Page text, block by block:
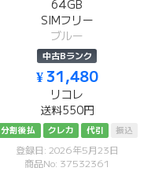
64GB
SIMフリー
ブルー
中古Bランク
¥ 31,480
リコレ
送料550円
分割後払 クレカ 代引 振込
登録日: 2026年5月23日
商品No: 37532361